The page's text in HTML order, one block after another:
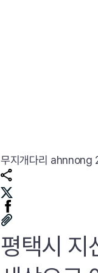
무지개다리 ahnnong
평택시 지